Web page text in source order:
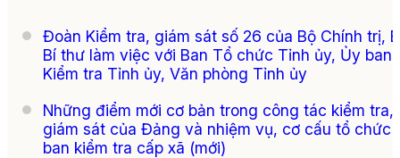
Đoàn Kiểm tra, giám sát số 26 của Bộ Chính trị,
Bí thư làm việc với Ban Tổ chức Tỉnh ủy, Ủy ban
Kiểm tra Tỉnh ủy, Văn phòng Tỉnh ủy
Những điểm mới cơ bản trong công tác kiểm tra,
giám sát của Đảng và nhiệm vụ, cơ cấu tổ chức
ban kiểm tra cấp xã (mới)